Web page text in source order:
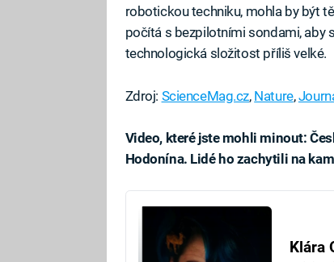
robotickou techniku, mohla by být
počítá s bezpilotními sondami, aby
technologická složitost příliš velké.
Zdroj: ScienceMag.cz, Nature,
Video, které jste mohli minout:
Hodonína. Lidé ho zachytili na
Klára